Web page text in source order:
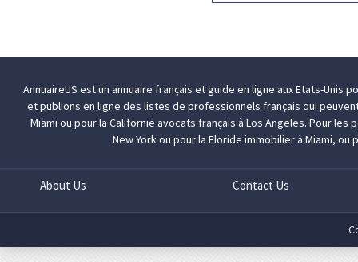
AnnuaireUS est un annuaire français et guide en ligne aux Etats-Unis
et publions en ligne des listes de professionnels français qui
Miami ou pour la Californieavocats français à Los Angeles. Pour les
New Yorkou pour la Florideimmobilier à Miami, ou
About Us Contact Us